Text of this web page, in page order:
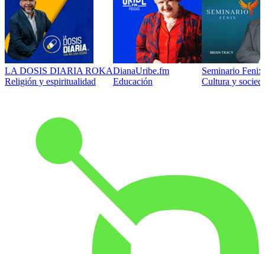
LA DOSIS DIARIA ROKA
Religión y espiritualidad
DianaUribe.fm
Educación
Seminario
Cultura y